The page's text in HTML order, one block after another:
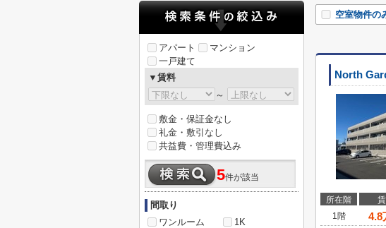
空室物件の
North
所在階
1階
4.8
アパート
マンション
一戸建て
▼賃料
～
敷金・保証金なし
礼金・敷引なし
共益費・管理費込み
5件が該当
間取り
ワンルーム
1K